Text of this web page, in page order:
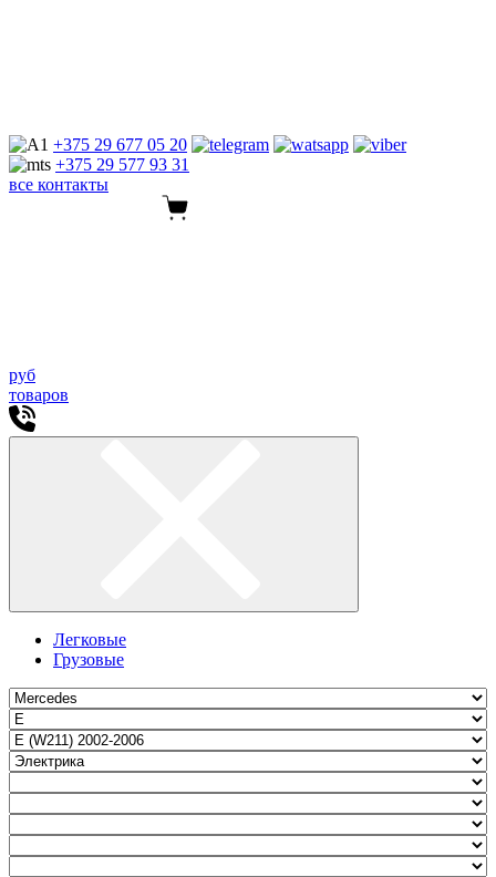
+375 29 677 05 20
+375 29 577 93 31
все контакты
руб
товаров
Легковые
Грузовые